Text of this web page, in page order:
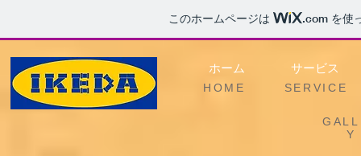
このホームページは .comを使
ホーム サービス
HOME SERVICE
Y